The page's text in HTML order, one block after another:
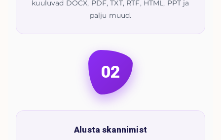
kuuluvad DOCX, PDF, TXT, RTF, HTML, PPT ja
palju muud.
02
Alusta skannimist